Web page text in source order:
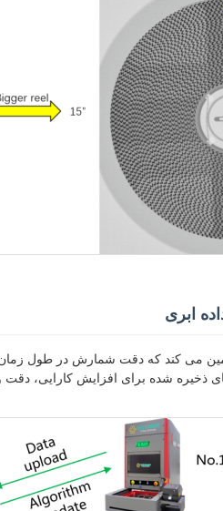
ابری
های ذخیره شده برای افزایش کارایی،